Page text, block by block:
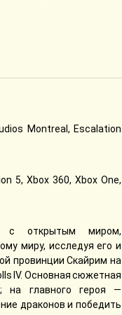
Montreal, Escalation
5, Xbox 360, Xbox One,
с открытым миром,
миру, исследуя его и
провинции Скайрим на
IV. Основная сюжетная
на главного героя —
драконов и победить